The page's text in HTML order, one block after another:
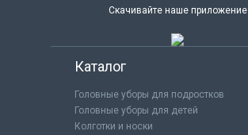
Скачивайте наше приложение
Каталог
Головные уборы для подростков
Головные уборы для детей
Колготки и носки